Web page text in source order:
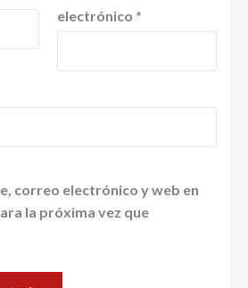
electrónico *
correo electrónico y web en
la próxima vez que